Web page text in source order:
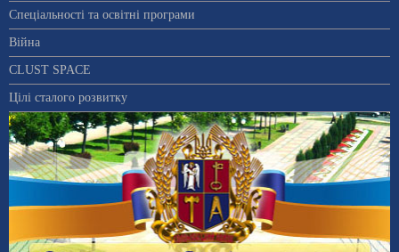
Спеціальності та освітні програми
Війна
CLUST SPACE
Цілі сталого розвитку